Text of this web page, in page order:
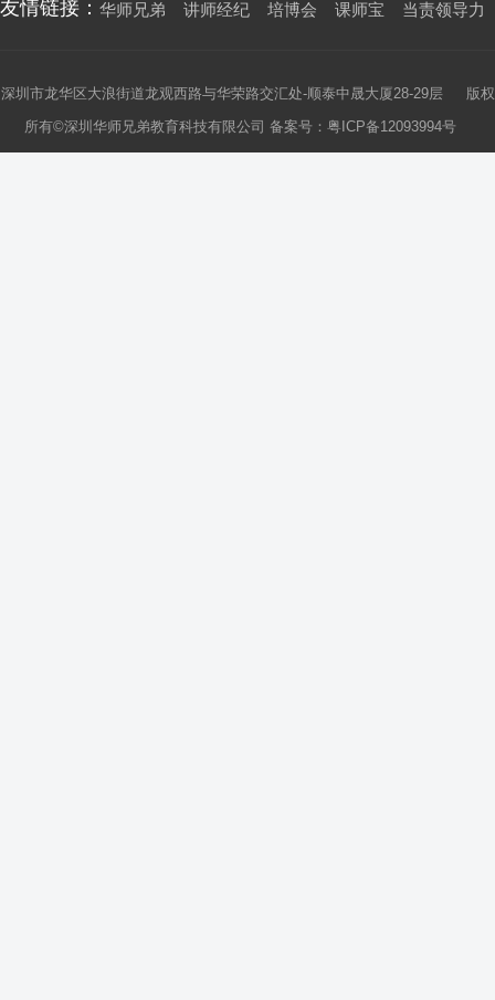
友情链接： 华师兄弟 讲师经纪 培博会 课师宝 当责领导力
深圳市龙华区大浪街道龙观西路与华荣路交汇处-顺泰中晟大厦28-29层 版权
所有©深圳华师兄弟教育科技有限公司 备案号： 粤ICP备12093994号